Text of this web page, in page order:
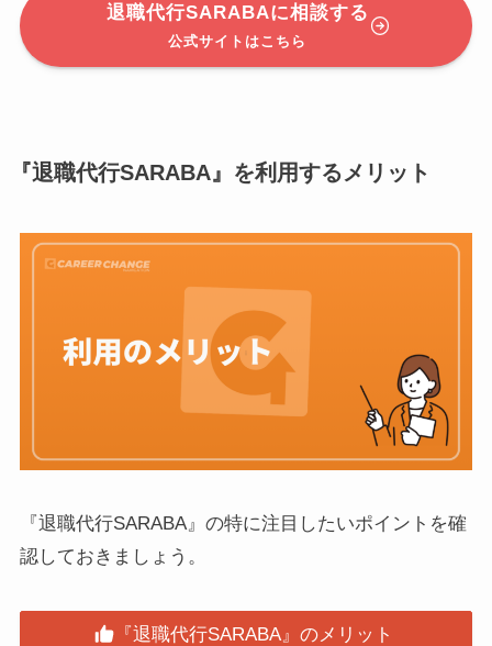
退職代行SARABAに相談する
公式サイトはこちら
『退職代行SARABA』を利用するメリット
『退職代行SARABA』の特に注目したいポイントを確
認しておきましょう。
『退職代行SARABA』のメリット